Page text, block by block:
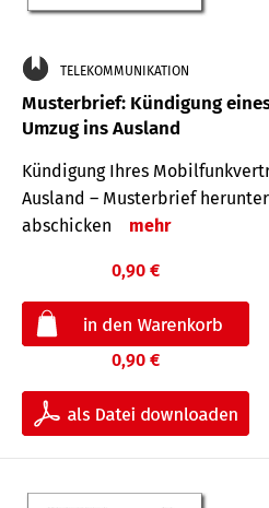
TELEKOMMUNIKATION
Musterbrief: Kündigung
Umzug ins Ausland
Kündigung Ihres
Ausland – Musterbrief
abschicken
mehr
0,90 €
0,90 €